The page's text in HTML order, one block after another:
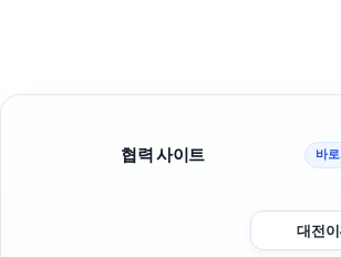
협력 사이트 바
대전